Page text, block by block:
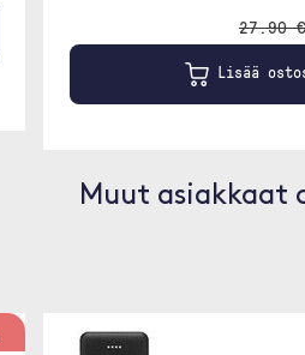
27.90 €
Lisää
Muut asiakkaat